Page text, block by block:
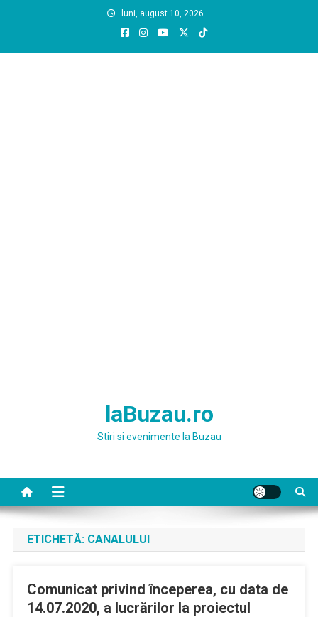
luni, august 10, 2026
laBuzau.ro
Stiri si evenimente la Buzau
ETICHETĂ: CANALULUI
Comunicat privind începerea, cu data de
14.07.2020, a lucrărilor la proiectul